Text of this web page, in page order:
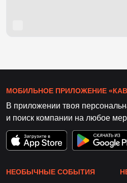
МОБИЛЬНОЕ ПРИЛОЖЕНИЕ
В приложении твоя
и поиск компании на любое
НЕОБЫЧНЫЕ СОБЫТИЯ